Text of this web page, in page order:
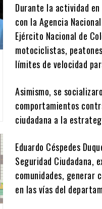
Durante la actividad
con la Agencia
Ejército Nacional de
motociclistas,
límites de velocidad
Asimismo, se
comportamientos
ciudadana a la
Eduardo Céspedes
Seguridad Ciudadana,
comunidades, generar
en las vías del